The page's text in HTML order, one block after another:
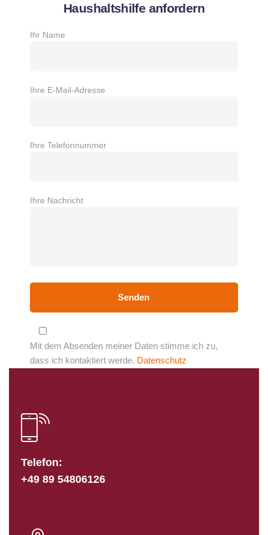
Haushaltshilfe anfordern
Ihr Name
Ihre E-Mail-Adresse
Ihre Telefonnummer
Ihre Nachricht
Mit dem Absenden meiner Daten stimme ich zu,
dass ich kontaktiert werde. Datenschutz
Telefon:
+49 89 54806126